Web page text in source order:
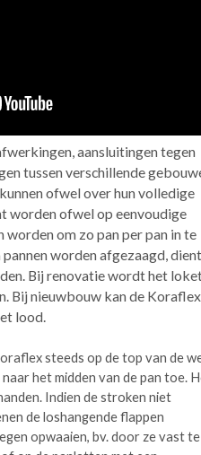
aansluitingen tegen
tussen verschillende
ofwel over hun volledige
worden ofwel op eenvoudige
om zo pan per pan in te
worden afgezaagd, dient
Bij renovatie wordt het
Bij nieuwbouw kan de Koraflex
lood.
steeds op de top van de
het midden van de pan toe.
Indien de stroken niet
de loshangende flappen
opwaaien, bv. door ze vast te